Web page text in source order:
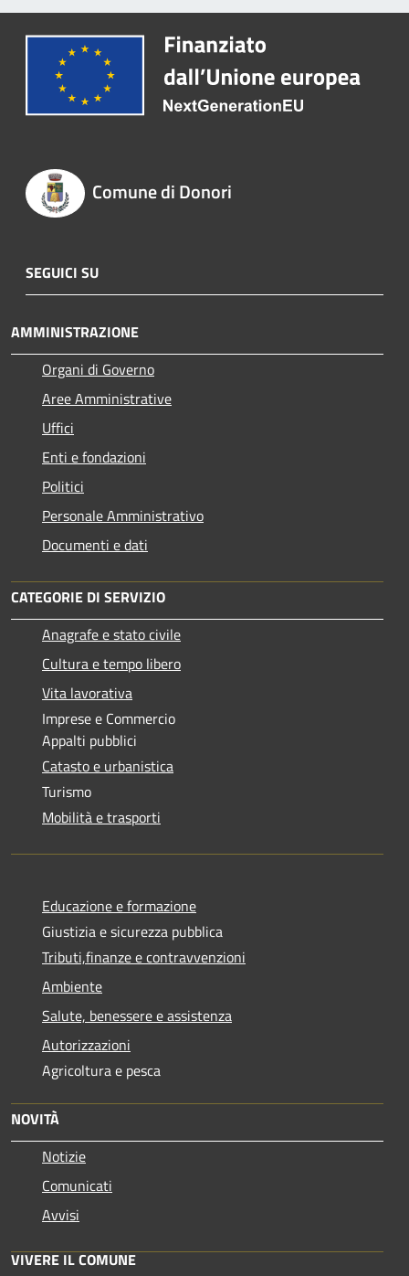
Comune di Donori
SEGUICI SU
AMMINISTRAZIONE
Organi di Governo
Aree Amministrative
Uffici
Enti e fondazioni
Politici
Personale Amministrativo
Documenti e dati
CATEGORIE DI SERVIZIO
Anagrafe e stato civile
Cultura e tempo libero
Vita lavorativa
Imprese e Commercio
Appalti pubblici
Catasto e urbanistica
Turismo
Mobilità e trasporti
Educazione e formazione
Giustizia e sicurezza pubblica
Tributi,finanze e contravvenzioni
Ambiente
Salute, benessere e assistenza
Autorizzazioni
Agricoltura e pesca
NOVITÀ
Notizie
Comunicati
Avvisi
VIVERE IL COMUNE